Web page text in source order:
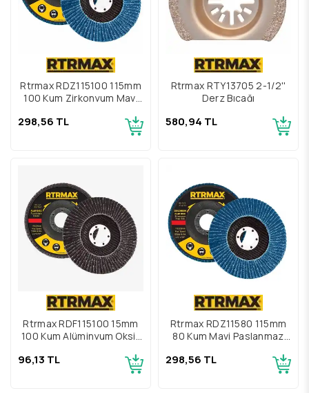
Rtrmax RDZ115100 115mm
100 Kum Zirkonyum Mavi
298,56 TL
Rtrmax RTY13705 2-1/2''
Derz Bıçağı
580,94 TL
Rtrmax RDF115100 15mm
100 Kum Alüminyum Oksit
96,13 TL
Rtrmax RDZ11580 115mm
80 Kum Mavi Paslanmaz
298,56 TL